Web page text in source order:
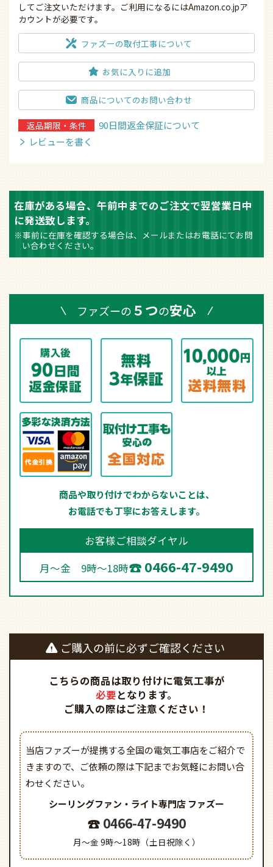
してご注文いただけます。ご利用になるにはAmazon.co.jpア
カウントが必要です。
ファズーの取付工事について
お気に入りに追加
商品についてのお問い合わせ
返品期限・条件
90日間返金保証について
レビューを書く
在庫がある場合、午前中までのご注文で翌営業日中
に発送致します。
※事前に在庫を確認する場合は、メールまたはお電話にてお問
い合わせください。
ファズーの５つの安心
商品や取り付けでわからないことは、
お電話でも丁寧にお答えします。
お客様ご相談ダイヤル
月～金 9時～18時
0466-47-9490
ご購入の前に必ずご確認ください
こちらの商品は取り付けに電気工事が
必要となります。
ご購入の際はご注意ください！
当店ファズーが提携する全国の電気工事店をご紹介で
きますので、
ご依頼の際は下記までお気軽にお問い合
わせください。
シーリングファン・ライト専門店 ファズー
0466-47-9490
月～金 9時～18時（土日祝除く）